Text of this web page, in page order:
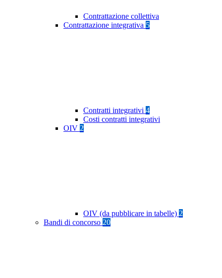
Contrattazione collettiva
Contrattazione integrativa 5
Contratti integrativi 4
Costi contratti integrativi
OIV 2
OIV (da pubblicare in tabelle) 2
Bandi di concorso 20